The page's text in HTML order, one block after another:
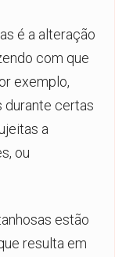
é a alteração
com que
exemplo,
durante certas
a
ou
estão
resulta em